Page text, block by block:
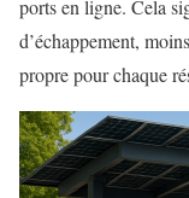
ports en ligne. Cela
d’échappement,
propre pour chaque